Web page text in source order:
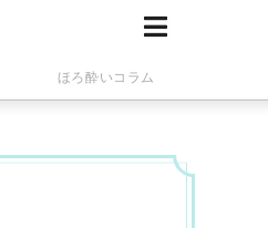
ほろ酔いコラム